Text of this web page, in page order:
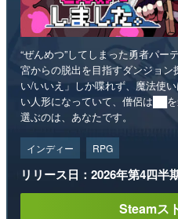
“ぜんめつ”してしまった勇者パー
宮からの脱出を目指すダンジョ
い/いいえ」しか喋れず、魔法使
い人形になっていて、僧侶は██
選ぶのは、あなたです。
インディー RPG
リリース日：2026年第4四半
Steamス